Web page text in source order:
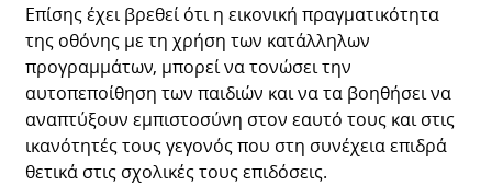
Επίσης έχει βρεθεί ότι η εικονική πραγματικότητα
της οθόνης με τη χρήση των κατάλληλων
προγραμμάτων, μπορεί να τονώσει την
αυτοπεποίθηση των παιδιών και να τα βοηθήσει να
αναπτύξουν εμπιστοσύνη στον εαυτό τους και στις
ικανότητές τους γεγονός που στη συνέχεια επιδρά
θετικά στις σχολικές τους επιδόσεις.